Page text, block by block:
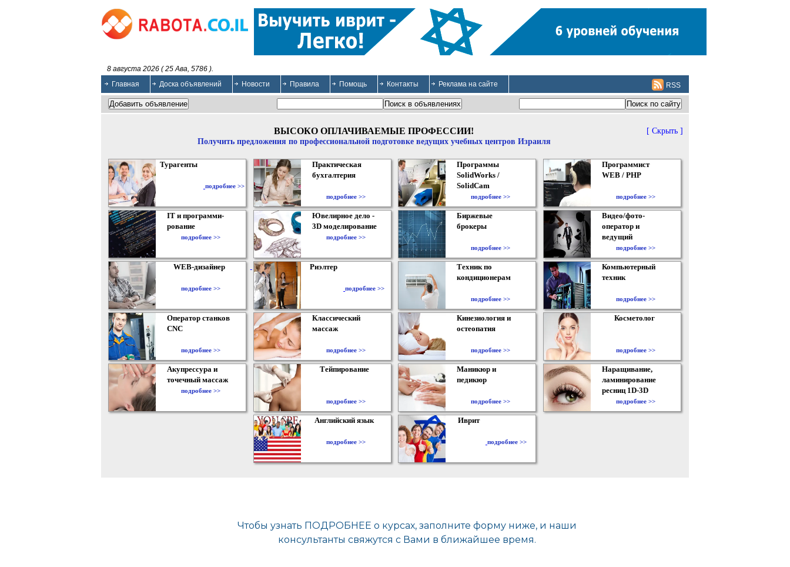
8 августа 2026 ( 25 Ава, 5786 ).
Главная
Доска объявлений Новости Правила Помощь Контакты Реклама на сайте RSS
[ Скрыть ]
ВЫСОКО ОПЛАЧИВАЕМЫЕ ПРОФЕССИИ!
Получить предложения по профессиональной подготовке ведущих учебных центров Израиля
Турагенты
подробнее >>
Практическая
бухгалтерия
подробнее >>
Программы
SolidWorks /
SolidCam
подробнее >>
Программист
WEB / PHP
подробнее >>
IT и программи-
рование
подробнее >>
Ювелирное дело -
3D моделирование
подробнее >>
Биржевые
брокеры
подробнее >>
Видео/фото-
оператор и
ведущий
подробнее >>
WEB-дизайнер
подробнее >>
Риэлтер
подробнее >>
Техник по
кондиционерам
подробнее >>
Компьютерный
техник
подробнее >>
Оператор станков
CNC
подробнее >>
Классический
массаж
подробнее >>
Кинезиология и
остеопатия
подробнее >>
Косметолог
подробнее >>
Акупрессура и
точечный массаж
подробнее >>
Тейпирование
подробнее >>
Маникюр и
педикюр
подробнее >>
Наращивание,
ламинирование
ресниц 1D-3D
подробнее >>
Английский язык
подробнее >>
Иврит
подробнее >>